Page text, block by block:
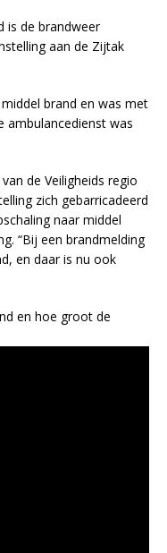
is de brandweer
aan de Zijtak
brand en was met
ambulancedienst was
de Veiligheids regio
zich gebarricadeerd
naar middel
“Bij een brandmelding
en daar is nu ook
en hoe groot de